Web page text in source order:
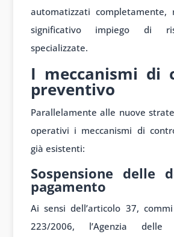
automatizzati completamente,
significativo impiego di
specializzate.
I meccanismi di
preventivo
Parallelamente alle nuove
operativi i meccanismi di
già esistenti:
Sospensione delle
pagamento
Ai sensi dell’articolo 37,
223/2006, l’Agenzia